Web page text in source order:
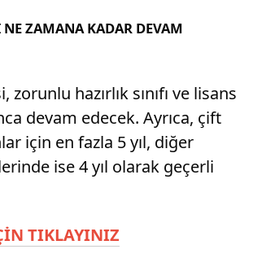
NE ZAMANA KADAR DEVAM
zorunlu hazırlık sınıfı ve lisans
devam edecek. Ayrıca, çift
için en fazla 5 yıl, diğer
ise 4 yıl olarak geçerli
TIKLAYINIZ